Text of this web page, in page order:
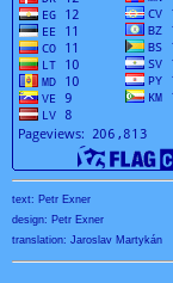
text: Petr Exner
design: Petr Exner
translation: Jaroslav Martykán